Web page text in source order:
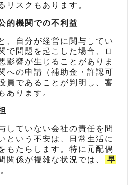
リスクもあります。
的機関での不利益
、自分が経営に関与してい
で問題を起こした場合、ロ
影響が生じることがありま
への申請（補助金・許認可
員であることが判明し、審
あります。
していない会社の責任を問
という不安は、日常生活に
もたらします。特に元配偶
関係が複雑な状況では、
早